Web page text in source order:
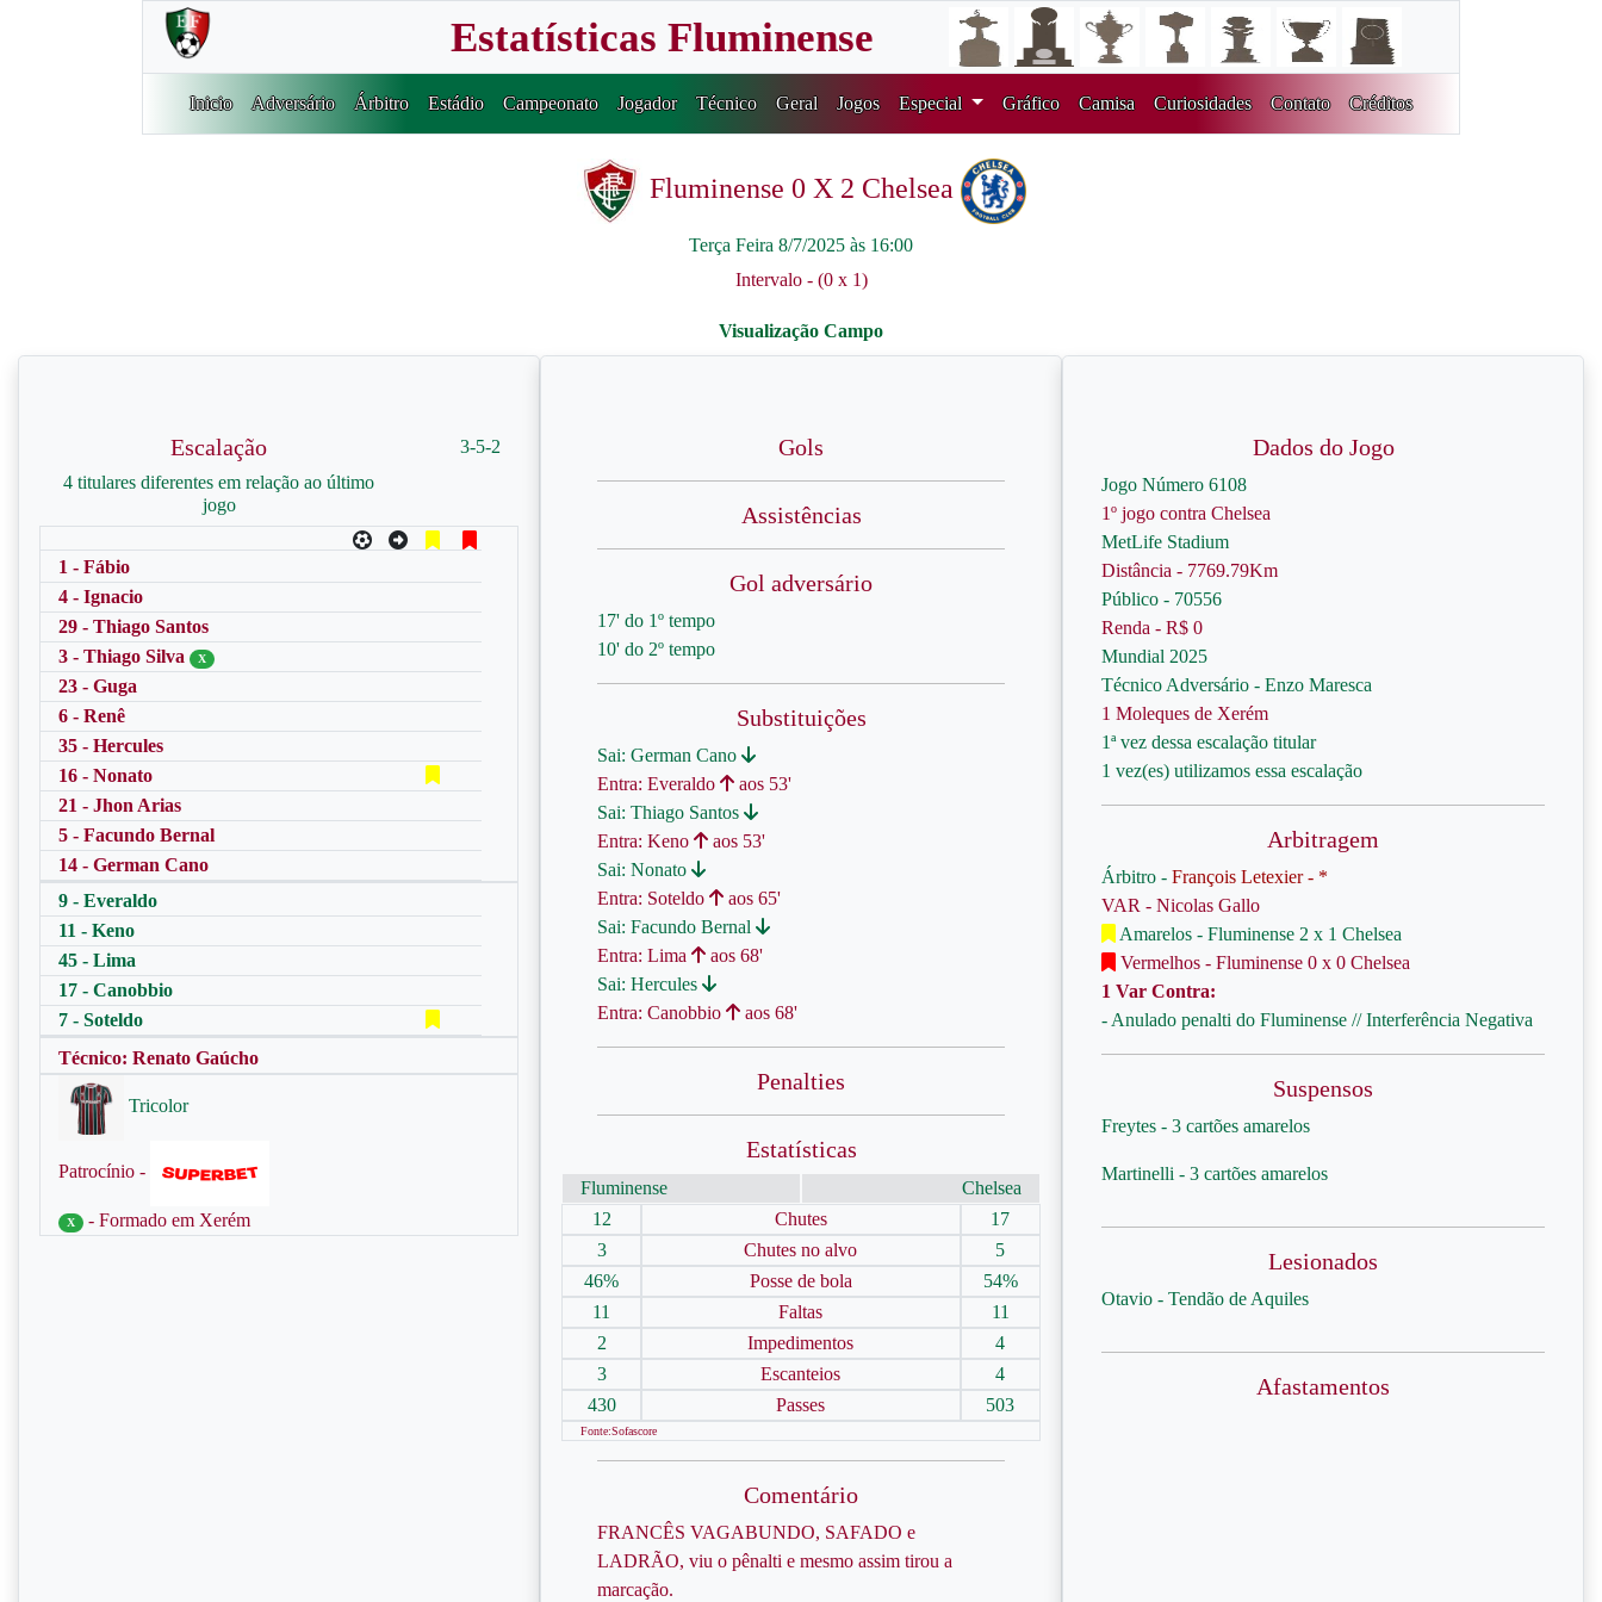
Estatísticas Fluminense
Inicio Adversário Árbitro Estádio Campeonato Jogador Técnico Geral Jogos Especial Gráfico Camisa Curiosidades Contato Créditos
Fluminense 0 X 2 Chelsea
Terça Feira 8/7/2025 às 16:00
Intervalo - (0 x 1)
Escalação
4 titulares diferentes em relação ao último
jogo
3-5-2
1 - Fábio
4 - Ignacio
29 - Thiago Santos
3 - Thiago Silva
X
23 - Guga
6 - Renê
35 - Hercules
16 - Nonato
21 - Jhon Arias
5 - Facundo Bernal
14 - German Cano
9 - Everaldo
11 - Keno
45 - Lima
17 - Canobbio
7 - Soteldo
Técnico: Renato Gaúcho
Tricolor
Patrocínio -
X - Formado em Xerém
Gols
Assistências
Gol adversário
17' do 1º tempo
10' do 2º tempo
Substituições
Sai: German Cano
Entra: Everaldo
aos 53'
Sai: Thiago Santos
Entra: Keno
aos 53'
Sai: Nonato
Entra: Soteldo
aos 65'
Sai: Facundo Bernal
Entra: Lima
aos 68'
Sai: Hercules
Entra: Canobbio
aos 68'
Penalties
Estatísticas
Fluminense
Chelsea
12
Chutes
17
3
Chutes no alvo
5
46%
Posse de bola
54%
11
Faltas
11
2
Impedimentos
4
3
Escanteios
4
430
Passes 503
Fonte:Sofascore
Comentário
FRANCÊS VAGABUNDO, SAFADO e
LADRÃO, viu o pênalti e mesmo assim tirou a
marcação.
Dados do Jogo
Jogo Número 6108
1º jogo contra Chelsea
MetLife Stadium
Distância - 7769.79Km
Público - 70556
Renda - R$ 0
Mundial 2025
Técnico Adversário - Enzo Maresca
1 Moleques de Xerém
1ª vez dessa escalação titular
1 vez(es) utilizamos essa escalação
Arbitragem
Árbitro - François Letexier - *
VAR - Nicolas Gallo
Amarelos - Fluminense 2 x 1 Chelsea
Vermelhos - Fluminense 0 x 0 Chelsea
1 Var Contra:
- Anulado penalti do Fluminense // Interferência Negativa
Suspensos
Freytes - 3 cartões amarelos
Martinelli - 3 cartões amarelos
Lesionados
Otavio - Tendão de Aquiles
Afastamentos